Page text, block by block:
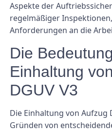
Aspekte der
regelmäßiger
Anforderungen an die
Die
Einhaltung
DGUV V3
Die Einhaltung von Aufzug
Gründen von